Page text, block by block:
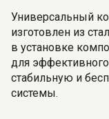
Универсальный
изготовлен из
в установке
для
стабильную и
системы.